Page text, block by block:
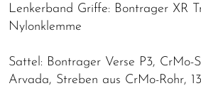
Lenkerband Griffe: Bontrager XR
Nylonklemme
Sattel: Bontrager Verse P3, CrMo-
Arvada, Streben aus CrMo-Rohr,